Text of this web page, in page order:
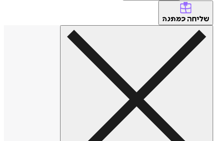
שליחה כמתנה